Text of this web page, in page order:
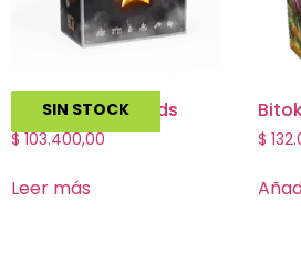
SIN STOCK
Ultimate Railroads
$103.400,00
Leer más
$